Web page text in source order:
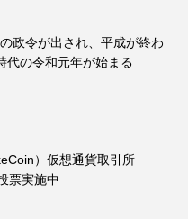
政令が出され、平成が終わ
代の令和元年が始まる
）仮想通貨取引所
票実施中